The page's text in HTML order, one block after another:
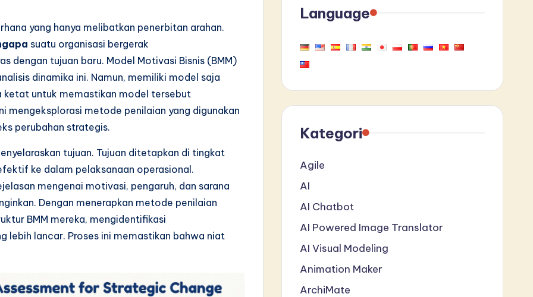
yang hanya melibatkan penerbitan arahan.
suatu organisasi bergerak
dengan tujuan baru. Model Motivasi Bisnis (BMM)
dinamika ini. Namun, memiliki model saja
ketat untuk memastikan model tersebut
mengeksplorasi metode penilaian yang digunakan
perubahan strategis.
tujuan. Tujuan ditetapkan di tingkat
ke dalam pelaksanaan operasional.
mengenai motivasi, pengaruh, dan sarana
Dengan menerapkan metode penilaian
BMM mereka, mengidentifikasi
lebih lancar. Proses ini memastikan bahwa niat
Language
Kategori
Agile
AI
AI Chatbot
AI Powered Image Translator
AI Visual Modeling
Animation Maker
ArchiMate